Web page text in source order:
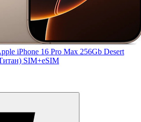
iPhone 16 Pro Max 256Gb Desert
SIM+eSIM